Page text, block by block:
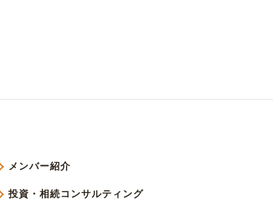
メンバー紹介
投資・相続コンサルティング